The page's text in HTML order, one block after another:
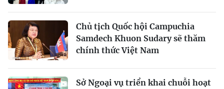
Chủ tịch Quốc hội Campuchia
Samdech Khuon Sudary sẽ thăm
chính thức Việt Nam
Sở Ngoại vụ triển khai chuỗi hoạt